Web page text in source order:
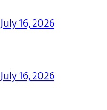
July 16, 2026
July 16, 2026